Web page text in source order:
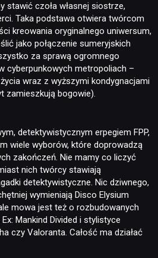
stawić czoła własnej siostrze,
Taka podstawa otwiera twórcom
kreowania oryginalnego uniwersum,
jako połączenie sumeryjskich
za sprawą ogromnego
cyberpunkowych metropoliach –
wraz z wyższymi kondygnacjami
zamieszkują bogowie).
detektywistycznym erpegiem FPP,
wiele wyborów, które doprowadzą
zakończeń. Nie mamy co liczyć
nich twórcy stawiają
detektywistyczne. Nic dziwnego,
wymieniają Disco Elysium
mowa jest też o rozbudowanych
Mankind Divided i stylistyce
czy Valoranta. Całość ma działać